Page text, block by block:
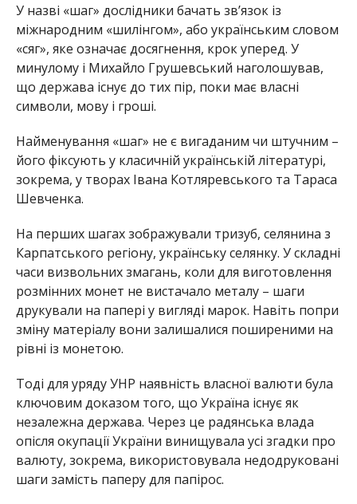
У назві «шаг» дослідники бачать зв’язок із
міжнародним «шилінгом», або українським словом
«сяг», яке означає досягнення, крок уперед. У
минулому і Михайло Грушевський наголошував,
що держава існує до тих пір, поки має власні
символи, мову і гроші.
Найменування «шаг» не є вигаданим чи штучним –
його фіксують у класичній українській літературі,
зокрема, у творах Івана Котляревського та Тараса
Шевченка.
На перших шагах зображували тризуб, селянина з
Карпатського регіону, українську селянку. У складні
часи визвольних змагань, коли для виготовлення
розмінних монет не вистачало металу – шаги
друкували на папері у вигляді марок. Навіть попри
зміну матеріалу вони залишалися поширеними на
рівні із монетою.
Тоді для уряду УНР наявність власної валюти була
ключовим доказом того, що Україна існує як
незалежна держава. Через це радянська влада
опісля окупації України винищувала усі згадки про
валюту, зокрема, використовувала недодруковані
шаги замість паперу для папірос.